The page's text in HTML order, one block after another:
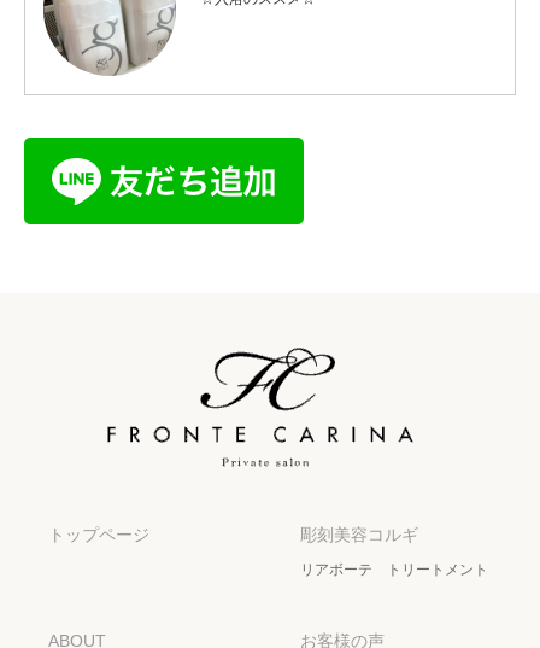
トップページ 彫刻美容コルギ
リアボーテ トリートメント
ABOUT お客様の声